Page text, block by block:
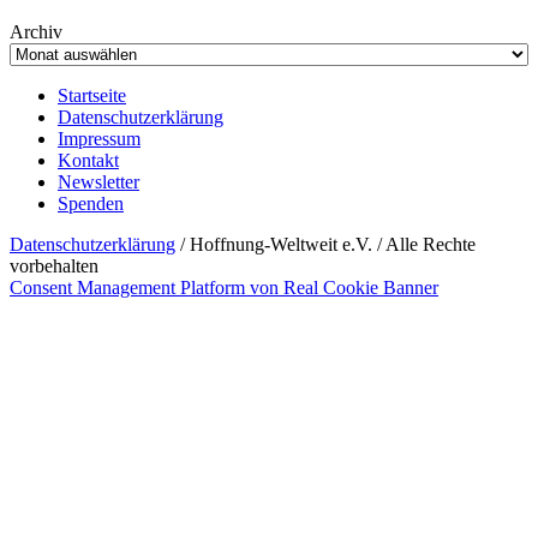
Archiv
Startseite
Datenschutzerklärung
Impressum
Kontakt
Newsletter
Spenden
Datenschutzerklärung / Hoffnung-Weltweit e.V. / Alle Rechte
vorbehalten
Consent Management Platform von Real Cookie Banner